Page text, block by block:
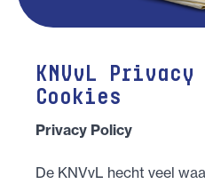
KNVvL
Cookies
Privacy Policy
De KNVvL hecht veel